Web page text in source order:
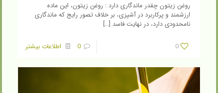
روغن زیتون چقدر ماندگاری دارد : روغن زیتون، این ماده
ارزشمند و پرکاربرد در آشپزی، بر خلاف تصور رایج که ماندگاری
نامحدودی دارد، در نهایت فاسد […]
0
0 اطلاعات بیشتر